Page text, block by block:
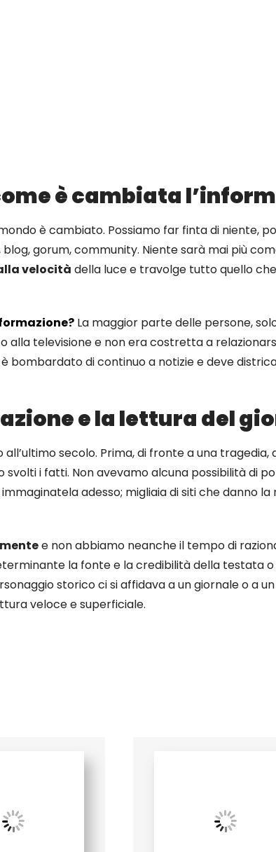
è cambiata
è cambiato. Possiamo far finta di
gorum, community. Niente sarà mai più
velocità della luce e travolge tutto quello
La maggior parte delle persone,
alla televisione e non era costretta a
è bombardato di continuo a notizie e deve
e la lettura del
secolo. Prima, di fronte a una
i fatti. Non avevamo alcuna possibilità di
adesso; migliaia di siti che danno la
e non abbiamo neanche il tempo di
la fonte e la credibilità della testata
storico ci si affidava a un giornale o a
veloce e superficiale.